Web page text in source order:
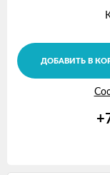
ДОБАВИТЬ В